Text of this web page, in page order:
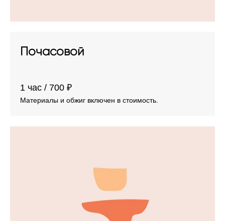
Почасовой
​1 час / 700 ₽
Материалы и обжиг включен в стоимость.